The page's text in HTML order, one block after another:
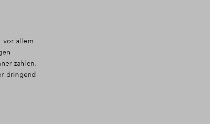
vor allem
zählen.
dringend